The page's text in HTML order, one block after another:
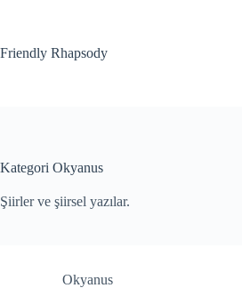
Friendly Rhapsody
Kategori Okyanus
Şiirler ve şiirsel yazılar.
Okyanus